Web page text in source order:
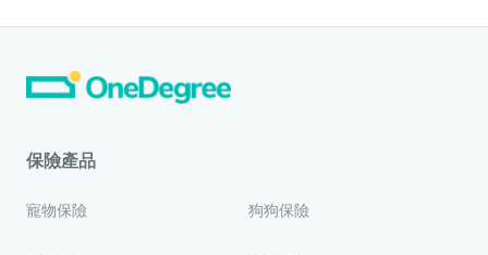
保險產品
寵物保險 狗狗保險